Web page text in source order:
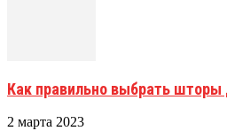
Как правильно выбрать
2 марта 2023